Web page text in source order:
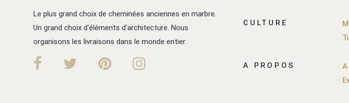
Le plus grand choix de cheminées anciennes en marbre.
Un grand choix d'éléments d'architecture. Nous
organisons les livraisons dans le monde entier.
CULTURE
A PROPOS A